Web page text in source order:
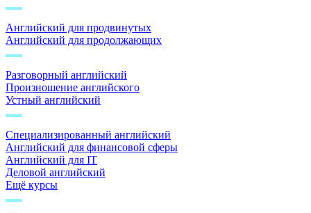
Английский для продвинутых
Английский для продолжающих
Разговорный английский
Произношение английского
Устный английский
Специализированный английский
Английский для финансовой сферы
Английский для IT
Деловой английский
Ещё курсы